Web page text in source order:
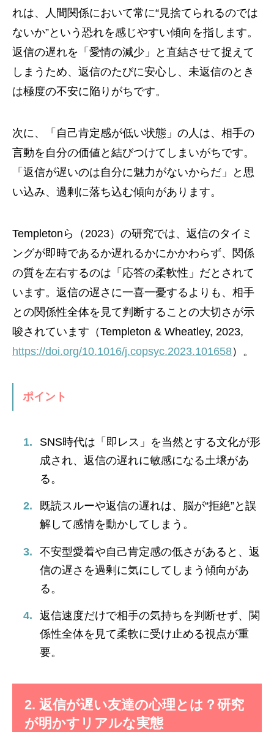
れは、人間関係において常に“見捨てられるのでは
ないか”という恐れを感じやすい傾向を指します。
返信の遅れを「愛情の減少」と直結させて捉えて
しまうため、返信のたびに安心し、未返信のとき
は極度の不安に陥りがちです。
次に、「自己肯定感が低い状態」の人は、相手の
言動を自分の価値と結びつけてしまいがちです。
「返信が遅いのは自分に魅力がないからだ」と思
い込み、過剰に落ち込む傾向があります。
Templetonら（2023）の研究では、返信のタイミ
ングが即時であるか遅れるかにかかわらず、関係
の質を左右するのは「応答の柔軟性」だとされて
います。返信の遅さに一喜一憂するよりも、相手
との関係性全体を見て判断することの大切さが示
唆されています（Templeton & Wheatley, 2023,
https://doi.org/10.1016/j.copsyc.2023.101658）。
ポイント
SNS時代は「即レス」を当然とする文化が形
成され、返信の遅れに敏感になる土壌があ
る。
既読スルーや返信の遅れは、脳が“拒絶”と誤
解して感情を動かしてしまう。
不安型愛着や自己肯定感の低さがあると、返
信の遅さを過剰に気にしてしまう傾向があ
る。
返信速度だけで相手の気持ちを判断せず、関
係性全体を見て柔軟に受け止める視点が重
要。
2. 返信が遅い友達の心理とは？研究
が明かすリアルな実態